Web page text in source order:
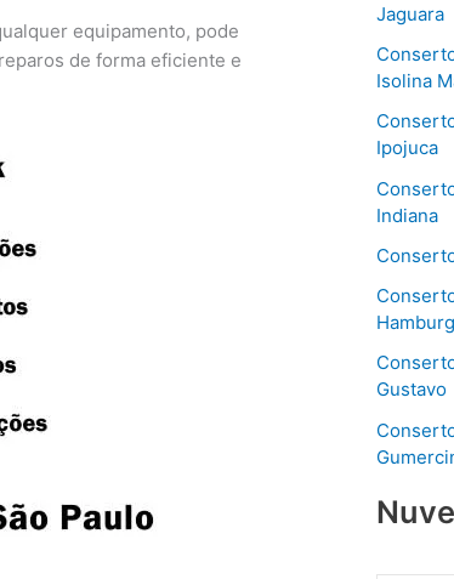
equipamento, pode
de forma eficiente e
Jaguara
Isolina
Ipojuca
Indiana
Gustavo